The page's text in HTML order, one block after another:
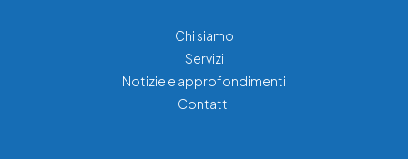
Chi siamo
Servizi
Notizie e approfondimenti
Contatti